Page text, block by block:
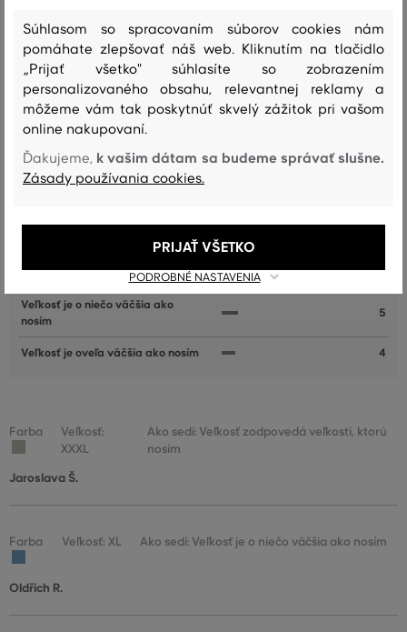
Recenzie
AKO SEDELA VYBRANÁ VEĽKOSŤ NAŠIM ZÁKAZNÍKOM
Veľkosť je oveľa menšia ako nosím
nosím
Veľkosť zodpovedá veľkosti, ktorú
nosím
Veľkosť je o niečo väčšia ako
nosím
5
Veľkosť je oveľa väčšia ako nosím 4
Farba
Veľkosť:
XXXL
Ako sedí: Veľkosť zodpovedá veľkosti, ktorú
nosím
Jaroslava Š.
Farba Veľkosť: XL Ako sedí: Veľkosť je o niečo väčšia ako nosím
Oldřich R.
Súhlasom so spracovaním súborov cookies nám
pomáhate zlepšovať náš web. Kliknutím na tlačidlo
„Prijať všetko" súhlasíte so zobrazením
personalizovaného obsahu, relevantnej reklamy a
môžeme vám tak poskytnúť skvelý zážitok pri vašom
online nakupovaní.
Ďakujeme, k vašim dátam sa budeme správať slušne.
Zásady používania cookies.
PODROBNÉ NASTAVENIA
PRIJAŤ VŠETKO